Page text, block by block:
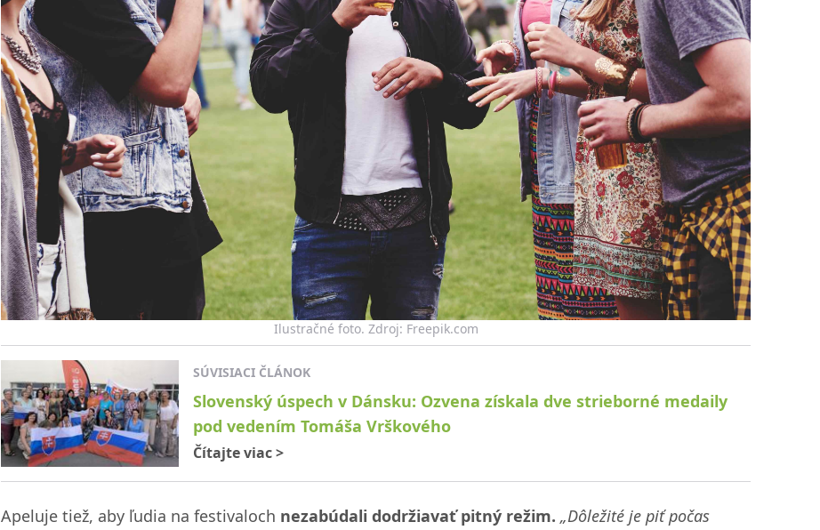
Ilustračné foto. Zdroj: Freepik.com
SÚVISIACI ČLÁNOK
Slovenský úspech v Dánsku: Ozvena získala dve strieborné medaily
pod vedením Tomáša Vrškového
Čítajte viac>
Apeluje tiež, aby ľudia na festivaloch nezabúdali dodržiavať pitný režim. „Dôležité je piť počas